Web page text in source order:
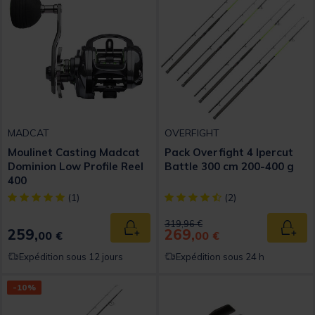
MADCAT
Moulinet Casting Madcat
Dominion Low Profile Reel
400
[object Object] out of 5 Customer Rating
(1)
259,00 € Ajouter au panier
Expédition sous 12 jours
OVERFIGHT
Pack Overfight 4 Ipercut
Battle 300 cm 200-400 g
[object Object] out of 5
(2)
Price reduced from
319,96 €to
269,00 €
Expédition sous 24 h
-10%